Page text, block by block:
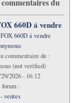
du
660D á vendre
660D á vendre
commentaire de :
(not verified)
2026 - 16:12
forum :
ventes